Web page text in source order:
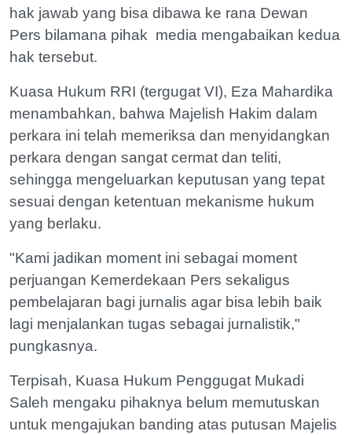
hak jawab yang bisa dibawa ke rana Dewan
Pers bilamana pihak media mengabaikan kedua
hak tersebut.
Kuasa Hukum RRI (tergugat VI), Eza Mahardika
menambahkan, bahwa Majelish Hakim dalam
perkara ini telah memeriksa dan menyidangkan
perkara dengan sangat cermat dan teliti,
sehingga mengeluarkan keputusan yang tepat
sesuai dengan ketentuan mekanisme hukum
yang berlaku.
"Kami jadikan moment ini sebagai moment
perjuangan Kemerdekaan Pers sekaligus
pembelajaran bagi jurnalis agar bisa lebih baik
lagi menjalankan tugas sebagai jurnalistik,"
pungkasnya.
Terpisah, Kuasa Hukum Penggugat Mukadi
Saleh mengaku pihaknya belum memutuskan
untuk mengajukan banding atas putusan Majelis